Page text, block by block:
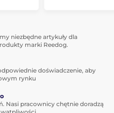
skorupiaków (źródło
(źródło
150 mg/kg,
150 mg/kg,
kg, juka mohave 100
60
mg/kg.
niezbędne artykuły dla
marki Reedog.
doświadczenie, aby
rynku
Nasi pracownicy chętnie doradzą